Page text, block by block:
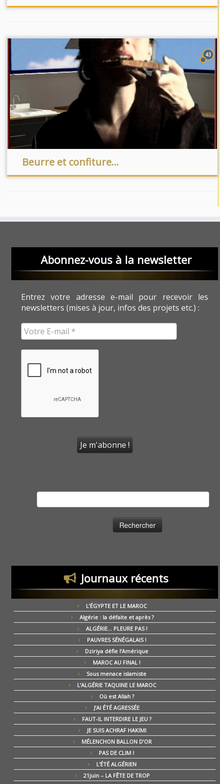
43
Beurre et confiture…
Abonnez-vous à la newsletter
Entrez votre adresse e-mail pour recevoir les
newsletters (mises à jour, infos des projets etc.) :
Journaux récents
L’ÉGYPTE ET LE MAROC
Algérie : la défaite et après ?
ALGÉRIE… PLEURE PAS !
PAUVRES SÉNÉGALAIS !
Dziriya défie l’Amérique
MAROC AU FINAL !
Sous menace islamiste
L’ALGÉRIE TAQUINE LE MAROC
Où est Allah ?
J’AI ÉTÉ AGRESSÉE
FAUT-IL INTERDIRE LE JEU ?
JE SUIS ACHRAF HAKIMI
MÉLENCHON BALLON D’OR
PAS DE CLIM !
L’ÉTÉ ALGÉRIEN
21juin – LA FÊTE DE TROP